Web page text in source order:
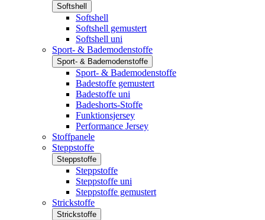
Softshell
Softshell
Softshell gemustert
Softshell uni
Sport- & Bademodenstoffe
Sport- & Bademodenstoffe
Sport- & Bademodenstoffe
Badestoffe gemustert
Badestoffe uni
Badeshorts-Stoffe
Funktionsjersey
Performance Jersey
Stoffpanele
Steppstoffe
Steppstoffe
Steppstoffe
Steppstoffe uni
Steppstoffe gemustert
Strickstoffe
Strickstoffe